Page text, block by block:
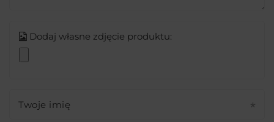
Dodaj własne zdjęcie produktu:
Twoje imię